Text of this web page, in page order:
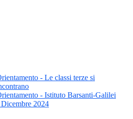
- Le classi terze si
- Istituto Barsanti-Galilei
2024